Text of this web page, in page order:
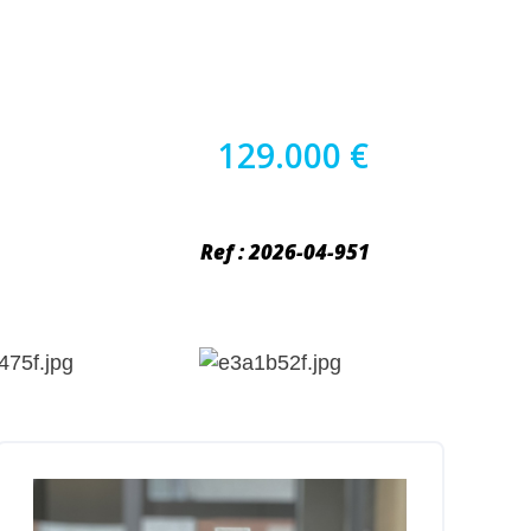
129.000 €
Ref : 2026-04-951